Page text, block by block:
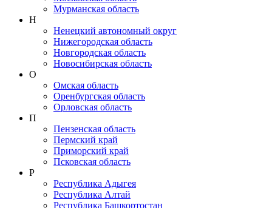
Мурманская область
Н
Ненецкий автономный округ
Нижегородская область
Новгородская область
Новосибирская область
О
Омская область
Оренбургская область
Орловская область
П
Пензенская область
Пермский край
Приморский край
Псковская область
Р
Республика Адыгея
Республика Алтай
Республика Башкортостан